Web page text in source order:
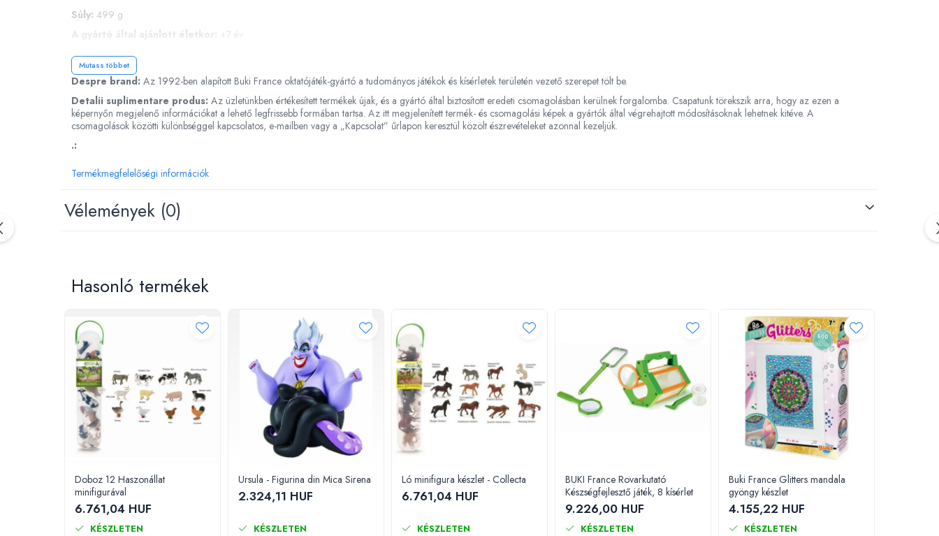
Numberblocks készletek
Motoros készségfejlesztő játékok
Gyümölcs- és zöldségjátékok
Kirakós játékok
Motoros játékok babáknak
Válogató játékok
Zenélő játékok babáknak
Mágneses játékok
Társasjátékok
Logikai játékok
Memóriajátékok
Súly: 499 g
A gyártó által ajánlott életkor:
+7 év
Figyelmeztetések!
Kérjük, olvassa el figyelmesen, és kövesse a használati és biztonsági utasításokat!
A figyelmeztetések, utasítások és biztonsági ajánlások be nem tartása különböző veszélyeket okozhat.
Használja felnőtt felügyelete mellett.
Nem alkalmas 36 hónaposnál fiatalabb gyermekek számára, a benne lévő kis részek miatt, amelyek lenyelhetők!
Fulladásveszély!
Mutass többet
Despre brand: Az 1992-ben alapított Buki France oktatójáték-gyártó a tudományos játékok és kísérletek területén vezető szerepet tölt be.
Detalii suplimentare produs: Az üzletünkben értékesített termékek újak, és a gyártó által biztosított eredeti csomagolásban kerülnek forgalomba. Csapatunk törekszik arra, hogy az ezen a
képernyőn megjelenő információkat a lehető legfrissebb formában tartsa. Az itt megjelenített termék- és csomagolási képek a gyártók által végrehajtott módosításoknak lehetnek kitéve. A
csomagolások közötti különbséggel kapcsolatos, e-mailben vagy a „Kapcsolat” űrlapon keresztül közölt észrevételeket azonnal kezeljük.
.:
Termékmegfelelőségi információk
Vélemények (0)
Hasonló termékek
Doboz 12 Haszonállat
minifigurával
6.761,04 HUF
KÉSZLETEN
Ursula - Figurina din Mica Sirena
2.324,11 HUF
KÉSZLETEN
Ló minifigura készlet - Collecta
6.761,04 HUF
KÉSZLETEN
BUKI France Rovarkutató
Készségfejlesztő játék, 8 kísérlet
9.226,00 HUF
KÉSZLETEN
Buki France Glitters mandala
gyöngy készlet
4.155,22 HUF
KÉSZLETEN